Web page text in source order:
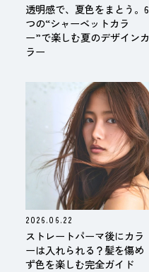
透明感で、夏色をまとう。6
つの“シャーベットカラ
ー”で楽しむ夏のデザインカ
ラー
2026.06.22
ストレートパーマ後にカラ
ーは入れられる？髪を傷め
ず色を楽しむ完全ガイド